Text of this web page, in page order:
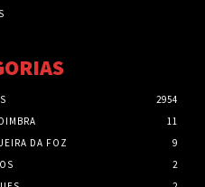
2954
11
DA FOZ
9
2